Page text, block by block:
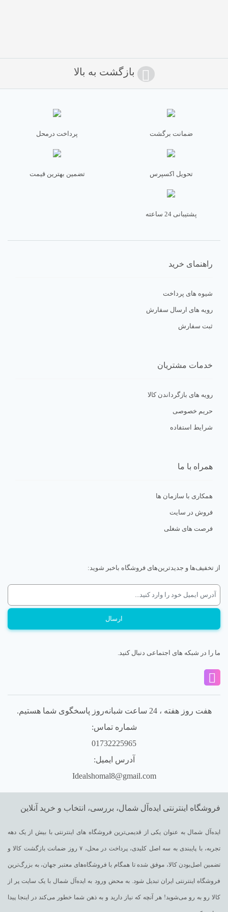
بازگشت به بالا
ضمانت برگشت پرداخت درمحل
تحویل اکسپرس تضمین بهترین قیمت
پشتیبانی 24 ساعته
راهنمای خرید
شیوه های پرداخت
رویه های ارسال سفارش
ثبت سفارش
خدمات مشتریان
رویه های بازگرداندن کالا
حریم خصوصی
شرایط استفاده
همراه با ما
همکاری با سازمان ها
فروش در سایت
فرصت های شغلی
از تخفیف‌ها و جدیدترین‌های فروشگاه باخبر شوید:
ما را در شبکه های اجتماعی دنبال کنید.
هفت روز هفته ، 24 ساعت شبانه‌روز پاسخگوی شما هستیم.
شماره تماس:
01732225965
آدرس ایمیل:
Idealshomal8@gmail.com
فروشگاه اینترنتی ایده‌آل شمال، بررسی، انتخاب و خرید آنلاین
ایده‌آل شمال به عنوان یکی از قدیمی‌ترین فروشگاه های اینترنتی با بیش از یک دهه
تجربه، با پایبندی به سه اصل کلیدی، پرداخت در محل، ۷ روز ضمانت بازگشت کالا و
تضمین اصل‌بودن کالا، موفق شده تا همگام با فروشگاه‌های معتبر جهان، به بزرگ‌ترین
فروشگاه اینترنتی ایران تبدیل شود. به محض ورود به ایده‌آل شمال با یک سایت پر از
کالا رو به رو می‌شوید! هر آنچه که نیاز دارید و به ذهن شما خطور می‌کند در اینجا پیدا